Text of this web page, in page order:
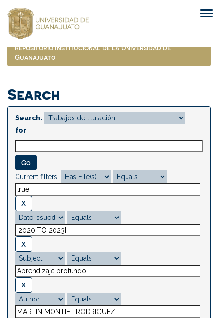
navigation
Repositorio Institucional de la Universidad de
Guanajuato
Search
Search:
for
Current filters: